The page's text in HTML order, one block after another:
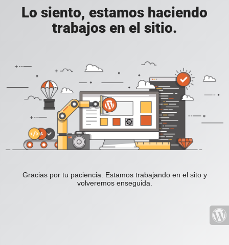
Lo siento, estamos haciendo
trabajos en el sitio.
Gracias por tu paciencia. Estamos trabajando en el sito y
volveremos enseguida.